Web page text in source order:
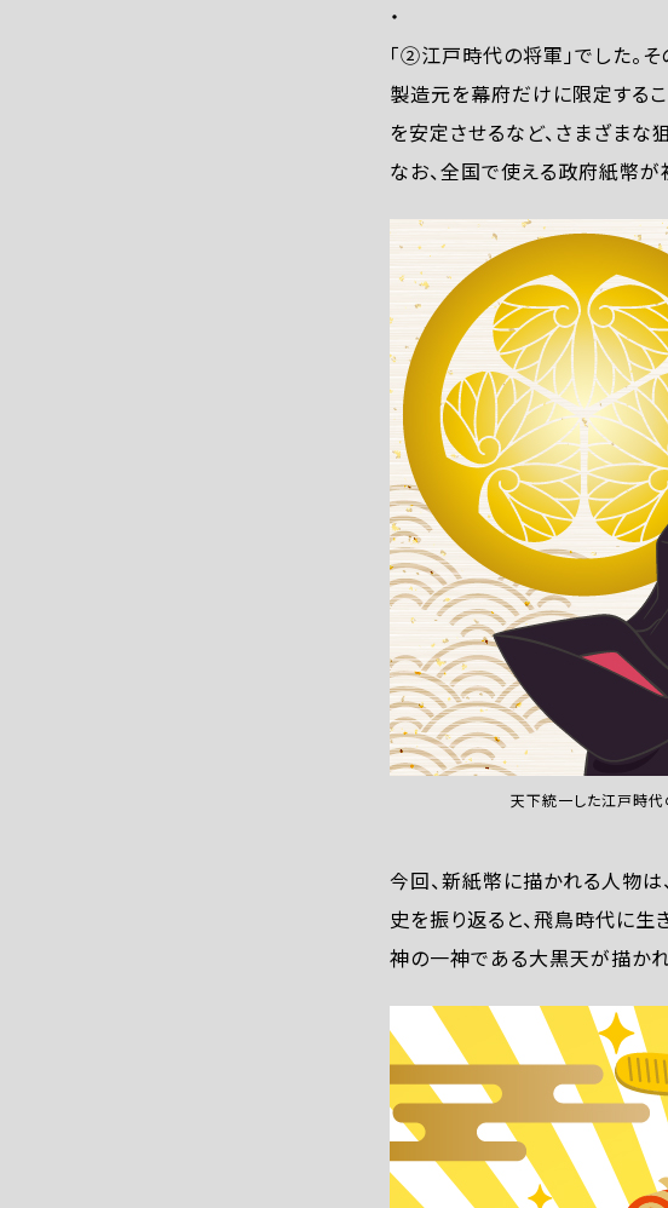
・
「②江戸時代の将軍」でした。
製造元を幕府だけに限定する
を安定させるなど、さまざまな
なお、全国で使える政府紙幣
天下統一した江戸時代
今回、新紙幣に描かれる人物
史を振り返ると、飛鳥時代に
神の一神である大黒天が描かれ